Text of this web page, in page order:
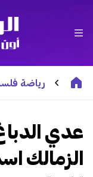
رياضة
عدي
الزمالك